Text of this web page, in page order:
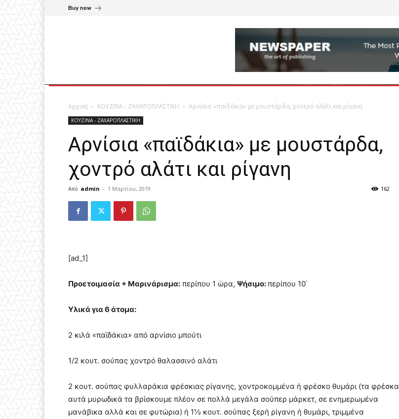
Buy now
Αρχική ΚΟΥΖΙΝΑ - ΖΑΧΑΡΟΠΛΑΣΤΙΚΗ Αρνίσια «παϊδάκια» με μουστάρδα, χοντρό αλάτι και ρίγανη
ΚΟΥΖΙΝΑ - ΖΑΧΑΡΟΠΛΑΣΤΙΚΗ
Αρνίσια «παϊδάκια» με μουστάρδα,
χοντρό αλάτι και ρίγανη
Από admin - 1 Μαρτίου, 2019 162
[ad_1]
Προετοιμασία + Μαρινάρισμα: περίπου 1 ώρα, Ψήσιμο:περίπου 10΄
Υλικά για 6 άτομα:
2 κιλά «παϊδάκια» από αρνίσιο μπούτι
1/2 κουτ. σούπας χοντρό θαλασσινό αλάτι
2 κουτ. σούπας φυλλαράκια φρέσκιας ρίγανης, χοντροκομμένα ή φρέσκο θυμάρι (τα φρέσκα
αυτά μυρωδικά τα βρίσκουμε πλέον σε πολλά μεγάλα σούπερ μάρκετ, σε ενημερωμένα
μανάβικα αλλά και σε φυτώρια) ή 1½ κουτ. σούπας ξερή ρίγανη ή θυμάρι, τριμμένα